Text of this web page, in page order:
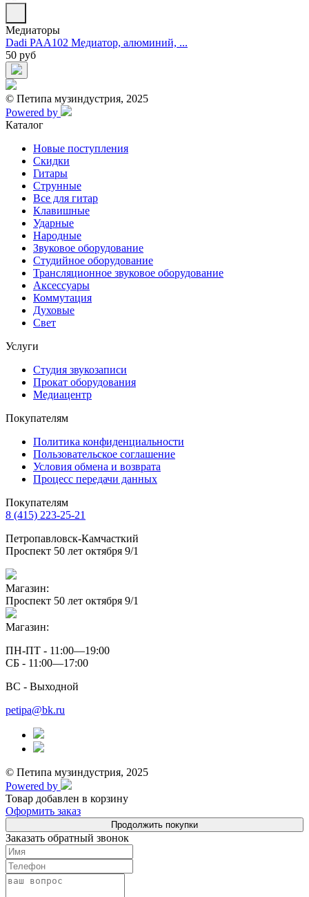
Медиаторы
Dadi PAA102 Медиатор, алюминий, ...
50 руб
© Петипа музиндустрия, 2025
Powered by
Каталог
Новые поступления
Скидки
Гитары
Струнные
Все для гитар
Клавишные
Ударные
Народные
Звуковое оборудование
Студийное оборудование
Трансляционное звуковое оборудование
Аксессуары
Коммутация
Духовые
Свет
Услуги
Студия звукозаписи
Прокат оборудования
Медиацентр
Покупателям
Политика конфиденциальности
Пользовательское соглашение
Условия обмена и возврата
Процесс передачи данных
Покупателям
8 (415) 223-25-21
Петропавловск-Камчасткий
Проспект 50 лет октября 9/1
Магазин:
Проспект 50 лет октября 9/1
Магазин:
ПН-ПТ - 11:00—19:00
СБ - 11:00—17:00
ВС - Выходной
petipa@bk.ru
© Петипа музиндустрия, 2025
Powered by
Товар добавлен в корзину
Оформить заказ
Продолжить покупки
Заказать обратный звонок